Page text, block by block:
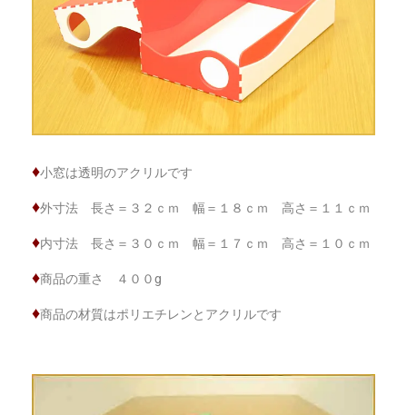
♦小窓は透明のアクリルです
♦外寸法 長さ＝３２ｃｍ 幅＝１８ｃｍ 高さ＝１１ｃｍ
♦内寸法 長さ＝３０ｃｍ 幅＝１７ｃｍ 高さ＝１０ｃｍ
♦商品の重さ ４００g
♦商品の材質はポリエチレンとアクリルです